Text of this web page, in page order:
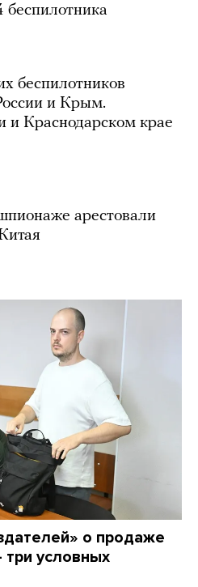
беспилотников
и Крым.
и Краснодарском крае
арестовали
о продаже
условных